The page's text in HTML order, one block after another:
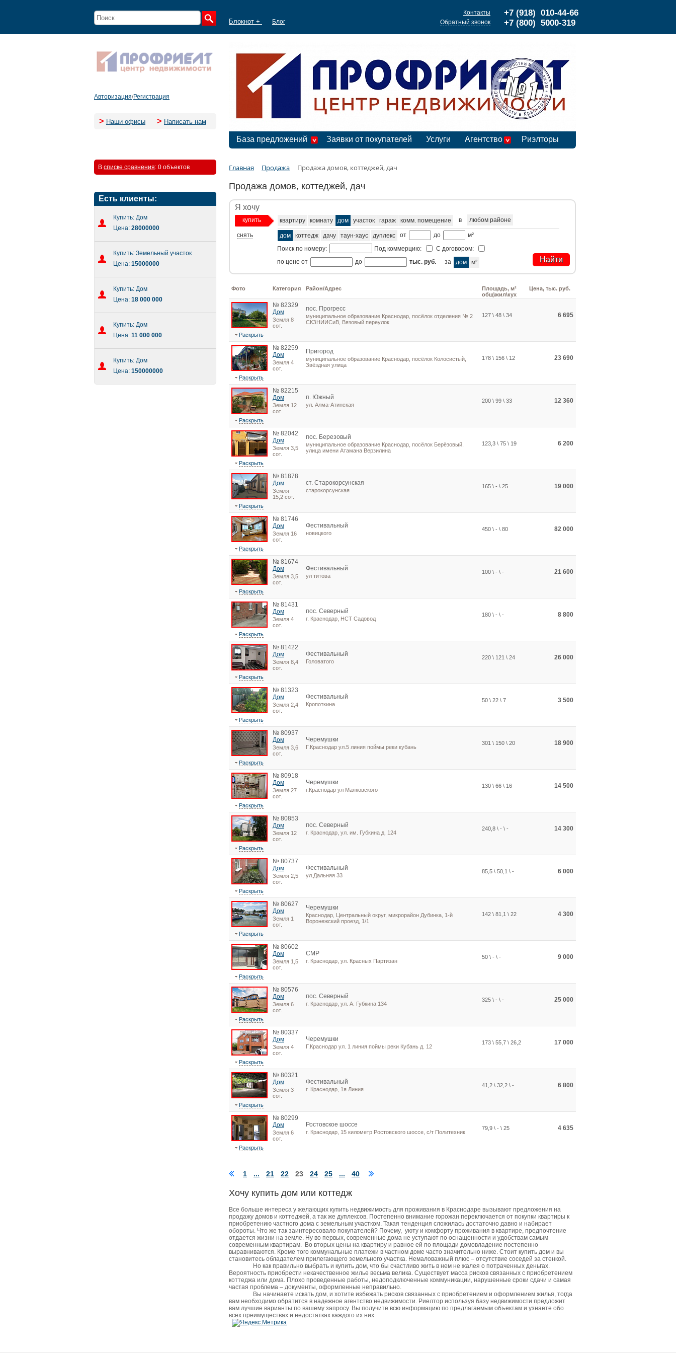
Блокнот + Блог
+7 (918) 010-44-66
+7 (800) 5000-319
Контакты
Обратный звонок
Авторизация/Регистрация
> Наши офисы > Написать нам
База предложений Заявки от покупателей Услуги Агентство Риэлторы
В списке сравнения: 0 объектов
Есть клиенты:
Купить: Дом
Цена: 28000000
Купить: Земельный участок
Цена: 15000000
Купить: Дом
Цена: 18 000 000
Купить: Дом
Цена: 11 000 000
Купить: Дом
Цена: 150000000
Главная Продажа Продажа домов, коттеджей, дач
Продажа домов, коттеджей, дач
Я хочу
купить
снять
квартиру комнату дом участок гараж комм. помещение в любом районе
дом коттедж дачу таун-хаус дуплекс от до
м²
Поиск по номеру:
Под коммерцию:
С договором:
по цене от
до тыс. руб. за дом м²
Фото Категория Район/Адрес
Площадь, м²
общ\жил\кух
Цена, тыс. руб.
№ 82329
Дом
Земля 8
сот.
пос. Прогресс
муниципальное образование Краснодар, посёлок отделения № 2
СКЗНИИСиВ, Вязовый переулок
127 \ 48 \ 34 6 695
Раскрыть
№ 82259
Дом
Земля 4
сот.
Пригород
муниципальное образование Краснодар, посёлок Колосистый,
Звёздная улица
178 \ 156 \ 12 23 690
Раскрыть
№ 82215
Дом
Земля 12
сот.
п. Южный
ул. Алма-Атинская
200 \ 99 \ 33 12 360
Раскрыть
№ 82042
Дом
Земля 3,5
сот.
пос. Березовый
муниципальное образование Краснодар, посёлок Берёзовый,
улица имени Атамана Верзилина
123,3 \ 75 \ 19 6 200
Раскрыть
№ 81878
Дом
Земля
15,2 сот.
ст. Старокорсунская
старокорсунская
165 \ - \ 25 19 000
Раскрыть
№ 81746
Дом
Земля 16
сот.
Фестивальный
новицкого
450 \ - \ 80 82 000
Раскрыть
№ 81674
Дом
Земля 3,5
сот.
Фестивальный
ул титова
100 \ - \ - 21 600
Раскрыть
№ 81431
Дом
Земля 4
сот.
пос. Северный
г. Краснодар, НСТ Садовод
180 \ - \ - 8 800
Раскрыть
№ 81422
Дом
Земля 8,4
сот.
Фестивальный
Головатого
220 \ 121 \ 24 26 000
Раскрыть
№ 81323
Дом
Земля 2,4
сот.
Фестивальный
Кропоткина
50 \ 22 \ 7 3 500
Раскрыть
№ 80937
Дом
Земля 3,6
сот.
Черемушки
Г.Краснодар ул.5 линия поймы реки кубань
301 \ 150 \ 20 18 900
Раскрыть
№ 80918
Дом
Земля 27
сот.
Черемушки
г.Краснодар ул Маяковского
130 \ 66 \ 16 14 500
Раскрыть
№ 80853
Дом
Земля 12
сот.
пос. Северный
г. Краснодар, ул. им. Губкина д. 124
240,8 \ - \ - 14 300
Раскрыть
№ 80737
Дом
Земля 2,5
сот.
Фестивальный
ул.Дальняя 33
85,5 \ 50,1 \ - 6 000
Раскрыть
№ 80627
Дом
Земля 1
сот.
Черемушки
Краснодар, Центральный округ, микрорайон Дубинка, 1-й
Воронежский проезд, 1/1
142 \ 81,1 \ 22 4 300
Раскрыть
№ 80602
Дом
Земля 1,5
сот.
СМР
г. Краснодар, ул. Красных Партизан
50 \ - \ - 9 000
Раскрыть
№ 80576
Дом
Земля 6
сот.
пос. Северный
г. Краснодар, ул. А. Губкина 134
325 \ - \ - 25 000
Раскрыть
№ 80337
Дом
Земля 4
сот.
Черемушки
Г.Краснодар ул. 1 линия поймы реки Кубань д. 12
173 \ 55,7 \ 26,2 17 000
Раскрыть
№ 80321
Дом
Земля 3
сот.
Фестивальный
г. Краснодар, 1я Линия
41,2 \ 32,2 \ - 6 800
Раскрыть
№ 80299
Дом
Земля 6
сот.
Ростовское шоссе
г. Краснодар, 15 километр Ростовского шоссе, с/т Политехник
79,9 \ - \ 25 4 635
Раскрыть
1 ... 21 22 23 24 25 ... 40
Хочу купить дом или коттедж
Все больше интереса у желающих купить недвижимость для проживания в Краснодаре вызывают предложения на
продажу домов и коттеджей, а так же дуплексов. Постепенно внимание горожан переключается от покупки квартиры к
приобретению частного дома с земельным участком. Такая тенденция сложилась достаточно давно и набирает
обороты. Что же так заинтересовало покупателей? Почему, уюту и комфорту проживания в квартире, предпочтение
отдается жизни на земле. Ну во первых, современные дома не уступают по оснащенности и удобствам самым
современным квартирам. Во вторых цены на квартиру и равное ей по площади домовладение постепенно
выравниваются. Кроме того коммунальные платежи в частном доме часто значительно ниже. Стоит купить дом и вы
становитесь обладателем прилегающего земельного участка. Немаловажный плюс – отсутствие соседей за стенкой.
Но как правильно выбрать и купить дом, что бы счастливо жить в нем не жалея о потраченных деньгах.
Вероятность приобрести некачественное жилье весьма велика. Существует масса рисков связанных с приобретением
коттеджа или дома. Плохо проведенные работы, недоподключенные коммуникации, нарушенные сроки сдачи и самая
частая проблема – документы, оформленные неправильно.
Вы начинаете искать дом, и хотите избежать рисков связанных с приобретением и оформлением жилья, тогда
вам необходимо обратится в надежное агентство недвижимости. Риелтор используя базу недвижимости предложит
вам лучшие варианты по вашему запросу. Вы получите всю информацию по предлагаемым объектам и узнаете обо
всех преимуществах и недостатках каждого их них.